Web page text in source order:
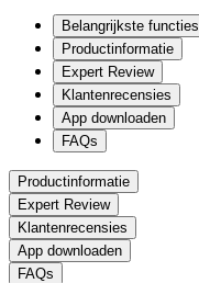
Belangrijkste functies
Productinformatie
Expert Review
Klantenrecensies
App downloaden
FAQs
Productinformatie
Expert Review
Klantenrecensies
App downloaden
FAQs